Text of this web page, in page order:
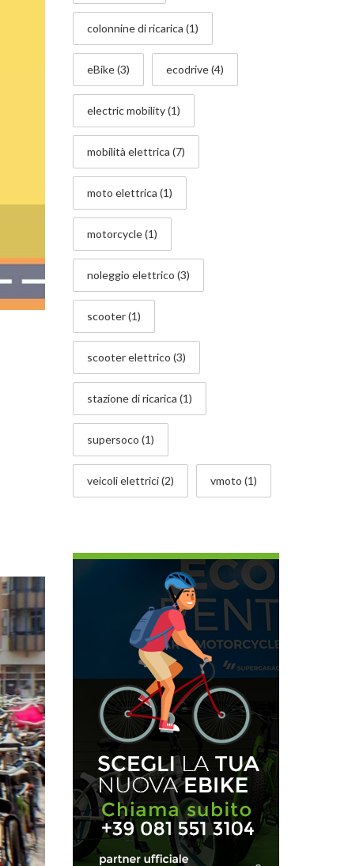
colonnine di ricarica (1)
eBike(3) ecodrive(4)
electric mobility(1)
mobilità elettrica (7)
moto elettrica (1)
motorcycle(1)
noleggio elettrico (3)
scooter(1)
scooter elettrico (3)
stazione di ricarica (1)
supersoco (1)
veicoli elettrici(2) vmoto (1)